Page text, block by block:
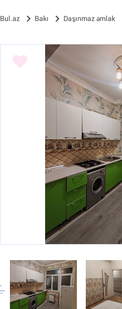
Bul.az Bakı Daşınmaz əmlak